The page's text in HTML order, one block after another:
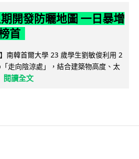
開發防曬地圖 一日暴增
首
南韓首爾大學 23 歲學生劉敏俊利用 2
走向陰涼處」，結合建築物高度、太
閱讀全文